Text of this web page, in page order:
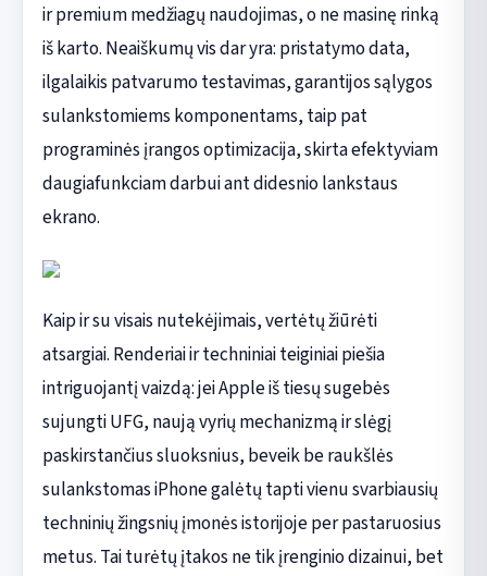
ir premium medžiagų naudojimas, o ne masinę rinką
iš karto. Neaiškumų vis dar yra: pristatymo data,
ilgalaikis patvarumo testavimas, garantijos sąlygos
sulankstomiems komponentams, taip pat
programinės įrangos optimizacija, skirta efektyviam
daugiafunkciam darbui ant didesnio lankstaus
ekrano.
Kaip ir su visais nutekėjimais, vertėtų žiūrėti
atsargiai. Renderiai ir techniniai teiginiai piešia
intriguojantį vaizdą: jei Apple iš tiesų sugebės
sujungti UFG, naują vyrių mechanizmą ir slėgį
paskirstančius sluoksnius, beveik be raukšlės
sulankstomas iPhone galėtų tapti vienu svarbiausių
techninių žingsnių įmonės istorijoje per pastaruosius
metus. Tai turėtų įtakos ne tik įrenginio dizainui, bet